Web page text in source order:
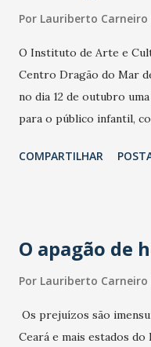
Por Lauriberto Carneiro
O Instituto de Arte e
Centro Dragão do Mar
no dia 12 de outubro
para o público infantil,
domingo, de 16h às 19h,
teatro e música,
que trabalham a arte
situação de
COMPARTILHAR
O apagão de
Por Lauriberto Carneiro
Os prejuízos são
Ceará e mais estados